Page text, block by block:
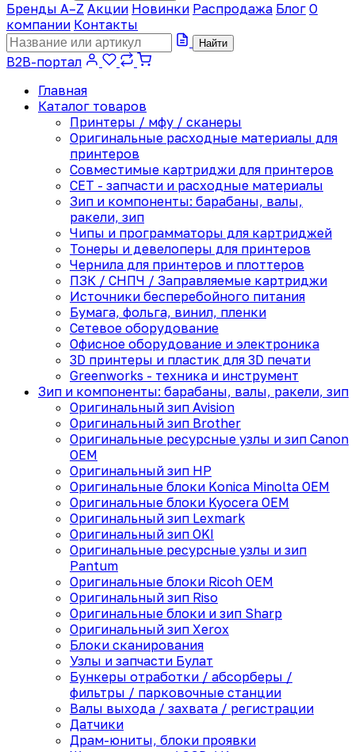
Бренды A–Z Акции Новинки Распродажа Блог О
компании Контакты
Найти
B2B-портал
Главная
Каталог товаров
Принтеры / мфу / сканеры
Оригинальные расходные материалы для
принтеров
Совместимые картриджи для принтеров
CET - запчасти и расходные материалы
Зип и компоненты: барабаны, валы,
ракели, зип
Чипы и программаторы для картриджей
Тонеры и девелоперы для принтеров
Чернила для принтеров и плоттеров
ПЗК / СНПЧ / Заправляемые картриджи
Источники бесперебойного питания
Бумага, фольга, винил, пленки
Сетевое оборудование
Офисное оборудование и электроника
3D принтеры и пластик для 3D печати
Greenworks - техника и инструмент
Зип и компоненты: барабаны, валы, ракели, зип
Оригинальный зип Avision
Оригинальный зип Brother
Оригинальные ресурсные узлы и зип Canon
OEM
Оригинальный зип HP
Оригинальные блоки Konica Minolta OEM
Оригинальные блоки Kyocera OEM
Оригинальный зип Lexmark
Оригинальный зип OKI
Оригинальные ресурсные узлы и зип
Pantum
Оригинальные блоки Ricoh OEM
Оригинальный зип Riso
Оригинальные блоки и зип Sharp
Оригинальный зип Xerox
Блоки сканирования
Узлы и запчасти Булат
Бункеры отработки / абсорберы /
фильтры / парковочные станции
Валы выхода / захвата / регистрации
Датчики
Драм-юниты, блоки проявки